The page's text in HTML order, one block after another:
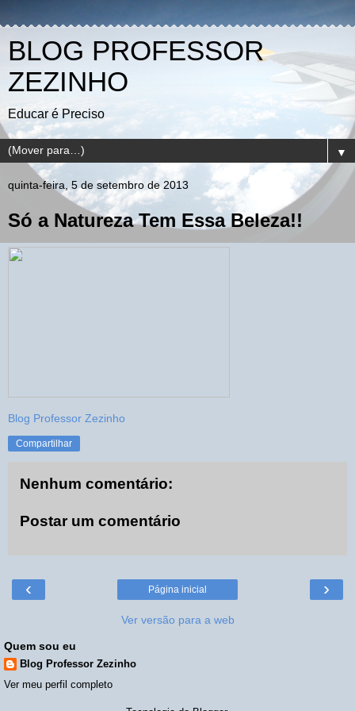
BLOG PROFESSOR
ZEZINHO
Educar é Preciso
▼
quinta-feira, 5 de setembro de 2013
Só a Natureza Tem Essa Beleza!!
Blog Professor Zezinho
Compartilhar
Nenhum comentário:
Postar um comentário
‹ ›
Página inicial
Ver versão para a web
Quem sou eu
Blog Professor Zezinho
Ver meu perfil completo